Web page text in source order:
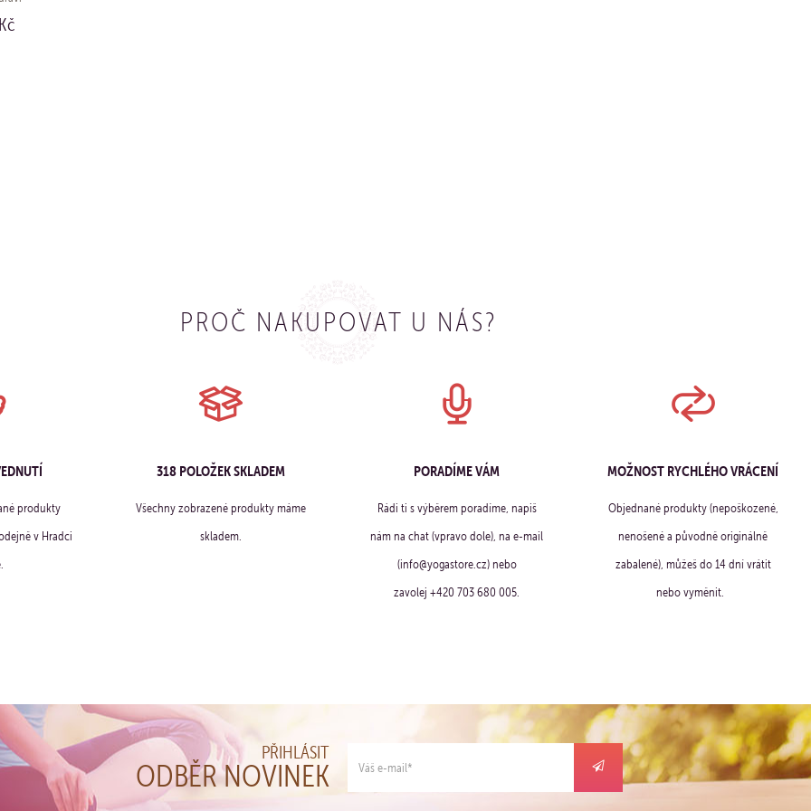
PROČ NAKUPOVAT U NÁS?
produkty
v Hradci
318 POLOŽEK SKLADEM
Všechny zobrazené produkty máme
skladem.
PORADÍME VÁM
Rádi ti s výběrem poradíme, napiš
nám na chat (vpravo dole), na e-mail
(info@yogastore.cz) nebo
zavolej +420 703 680 005.
MOŽNOST RYCHLÉHO VRÁCENÍ
Objednané produkty (nepoškozené,
nenošené a původně originálně
zabalené), můžeš do 14 dní vrátit
nebo vyměnit.
PŘIHLÁSIT
ODBĚR NOVINEK